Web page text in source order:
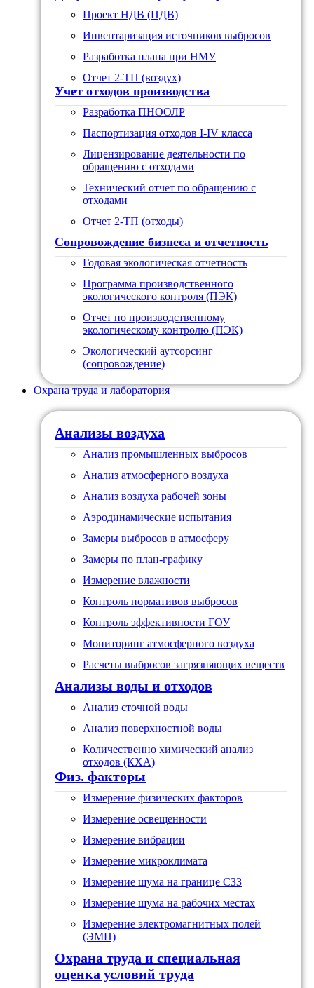
Проект НДВ (ПДВ)
Инвентаризация источников выбросов
Разработка плана при НМУ
Отчет 2-ТП (воздух)
Учет отходов производства
Разработка ПНООЛР
Паспортизация отходов I-IV класса
Лицензирование деятельности по
обращению с отходами
Технический отчет по обращению с
отходами
Отчет 2-ТП (отходы)
Сопровождение бизнеса и отчетность
Годовая экологическая отчетность
Программа производственного
экологического контроля (ПЭК)
Отчет по производственному
экологическому контролю (ПЭК)
Экологический аутсорсинг
(сопровождение)
Охрана труда и лаборатория
Анализы воздуха
Анализ промышленных выбросов
Анализ атмосферного воздуха
Анализ воздуха рабочей зоны
Аэродинамические испытания
Замеры выбросов в атмосферу
Замеры по план-графику
Измерение влажности
Контроль нормативов выбросов
Контроль эффективности ГОУ
Мониторинг атмосферного воздуха
Расчеты выбросов загрязняющих веществ
Анализы воды и отходов
Анализ сточной воды
Анализ поверхностной воды
Количественно химический анализ
отходов (КХА)
Физ. факторы
Измерение физических факторов
Измерение освещенности
Измерение вибрации
Измерение микроклимата
Измерение шума на границе СЗЗ
Измерение шума на рабочих местах
Измерение электромагнитных полей
(ЭМП)
Охрана труда и специальная
оценка условий труда